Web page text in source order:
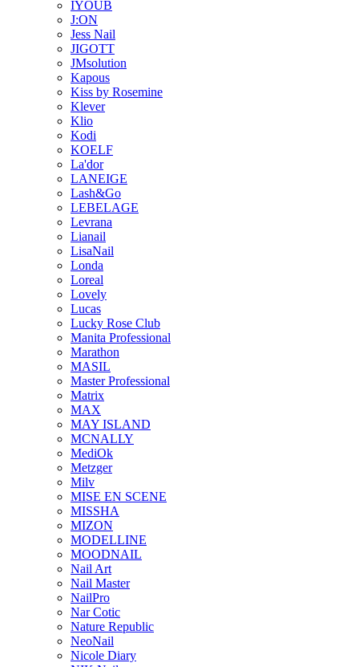
IYOUB
J:ON
Jess Nail
JIGOTT
JMsolution
Kapous
Kiss by Rosemine
Klever
Klio
Kodi
KOELF
La'dor
LANEIGE
Lash&Go
LEBELAGE
Levrana
Lianail
LisaNail
Londa
Loreal
Lovely
Lucas
Lucky Rose Club
Manita Professional
Marathon
MASIL
Master Professional
Matrix
MAX
MAY ISLAND
MCNALLY
MediOk
Metzger
Milv
MISE EN SCENE
MISSHA
MIZON
MODELLINE
MOODNAIL
Nail Art
Nail Master
NailPro
Nar Cotic
Nature Republic
NeoNail
Nicole Diary